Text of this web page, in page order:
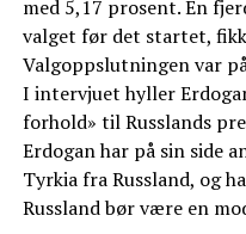
med 5,17 prosent. En
valget før det startet,
Valgoppslutningen var
I intervjuet hyller
forhold» til Russlands
Erdogan har på sin side
Tyrkia fra Russland, og
Russland bør være en